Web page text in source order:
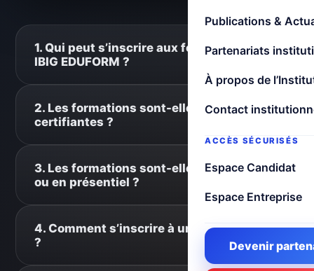
Publications &
Partenariats
À propos de
Contact
ACCÈS SÉCURISÉS
Espace Candidat
Espace Entreprise
Devenir
1. Qui peut s’inscrire aux formations
IBIG EDUFORM ?
+
professionnels, entrepreneurs, agents
précise son public cible.
2. Les formations sont-elles
certifiantes ?
+
donnent lieu à une attestation ou un certificat
selon le programme suivi.
3. Les formations sont-elles en ligne
ou en présentiel ?
+
présentiel, en ligne ou en mode hybride selon
4. Comment s’inscrire à une formation
?